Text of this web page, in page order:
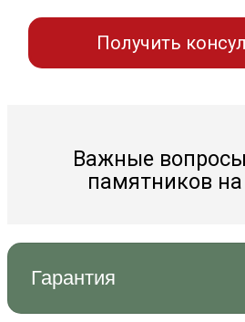
Получить
Важные
памятников
Гарантия